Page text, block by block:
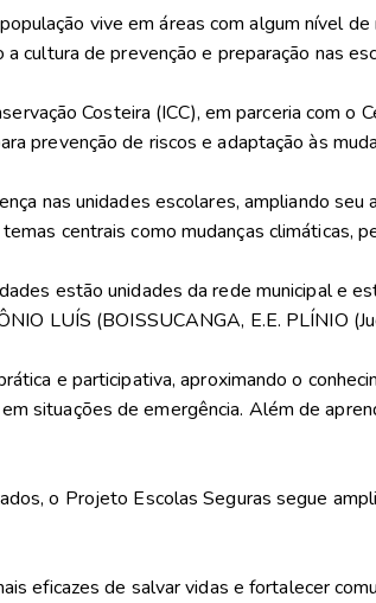
vive em áreas com algum nível
cultura de prevenção e preparação nas
Costeira (ICC), em parceria com o
prevenção de riscos e adaptação às
nas unidades escolares, ampliando
centrais como mudanças climáticas,
estão unidades da rede municipal e
LUÍS (BOISSUCANGA, E.E. PLÍNIO
e participativa, aproximando o
situações de emergência. Além de
o Projeto Escolas Seguras segue
eficazes de salvar vidas e fortalecer